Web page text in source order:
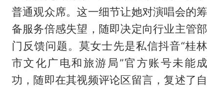
普通观众席。这一细节让她对演唱会的筹
备服务倍感失望，随即决定向行业主管部
门反馈问题。莫女士先是私信抖音“桂林
市文化广电和旅游局”官方账号未能成
功，随即在其视频评论区留言，复述了自